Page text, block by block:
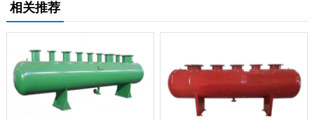
相关推荐